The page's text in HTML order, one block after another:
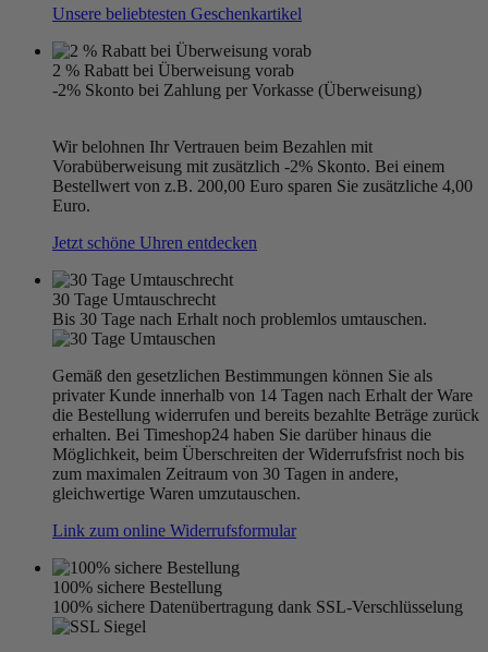
Unsere beliebtesten Geschenkartikel
2 % Rabatt bei Überweisung vorab
-2% Skonto bei Zahlung per Vorkasse (Überweisung)
Wir belohnen Ihr Vertrauen beim Bezahlen mit
Vorabüberweisung mit zusätzlich -2% Skonto. Bei einem
Bestellwert von z.B. 200,00 Euro sparen Sie zusätzliche 4,00
Euro.
Jetzt schöne Uhren entdecken
30 Tage Umtauschrecht
Bis 30 Tage nach Erhalt noch problemlos umtauschen.
Gemäß den gesetzlichen Bestimmungen können Sie als
privater Kunde innerhalb von 14 Tagen nach Erhalt der Ware
die Bestellung widerrufen und bereits bezahlte Beträge zurück
erhalten. Bei Timeshop24 haben Sie darüber hinaus die
Möglichkeit, beim Überschreiten der Widerrufsfrist noch bis
zum maximalen Zeitraum von 30 Tagen in andere,
gleichwertige Waren umzutauschen.
Link zum online Widerrufsformular
100% sichere Bestellung
100% sichere Datenübertragung dank SSL-Verschlüsselung